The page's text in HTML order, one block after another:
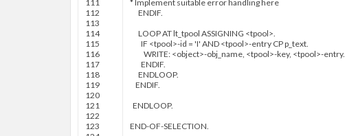
111
112
113
114
115
116
117
118
119
120
121
122
123
* Implement suitable error handling here
ENDIF.
LOOP ATlt tpool ASSIGNING <tpool>.
IF <tpool>-id = 'I' AND <tpool>-entry CPp text.
WRITE: <object>-obj name, <tpool>-key, <tpool>-entry.
ENDIF.
ENDLOOP.
ENDIF.
ENDLOOP.
END-OF-SELECTION.